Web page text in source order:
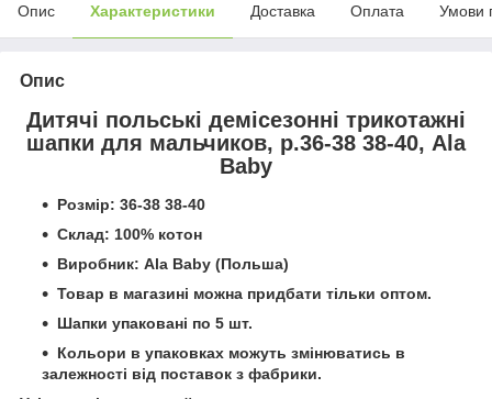
Опис Характеристики Доставка Оплата Умови
Опис
Дитячі польські демісезонні трикотажні
шапки для мальчиков, р.36-38 38-40, Ala
Baby
Розмір: 36-38 38-40
Склад: 100% котон
Виробник: Ala Baby (Польша)
Товар в магазині можна придбати тільки оптом.
Шапки упаковані по 5 шт.
Кольори в упаковках можуть змінюватись в
залежності від поставок з фабрики.